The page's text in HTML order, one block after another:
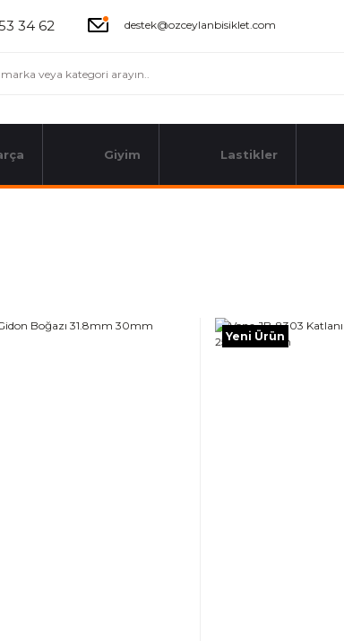
34 62 destek@ozceylanbisiklet.com
Giyim Lastikler
Yeni Ürün